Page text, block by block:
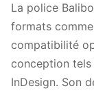
La police
formats comme
compatibilité
conception tels
InDesign. Son